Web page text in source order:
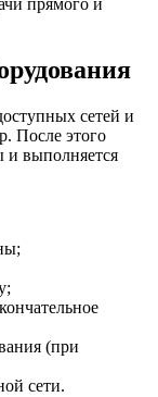
прямого и
сетей и
После этого
и выполняется
(при
сети.